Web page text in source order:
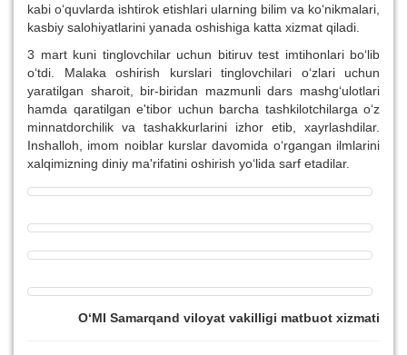
kabi o‘quvlarda ishtirok etishlari ularning bilim va ko‘nikmalari,
kasbiy salohiyatlarini yanada oshishiga katta xizmat qiladi.
3 mart kuni tinglovchilar uchun bitiruv test imtihonlari bo‘lib
o‘tdi. Malaka oshirish kurslari tinglovchilari o‘zlari uchun
yaratilgan sharoit, bir-biridan mazmunli dars mashg‘ulotlari
hamda qaratilgan e'tibor uchun barcha tashkilotchilarga o‘z
minnatdorchilik va tashakkurlarini izhor etib, xayrlashdilar.
Inshalloh, imom noiblar kurslar davomida o‘rgangan ilmlarini
xalqimizning diniy ma'rifatini oshirish yo‘lida sarf etadilar.
O‘MI Samarqand viloyat vakilligi matbuot xizmati